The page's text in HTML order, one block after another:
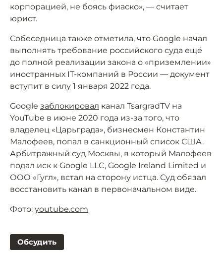
корпорацией, не боясь фиаско», — считает
юрист.
Собеседница также отметила, что Google начал
выполнять требование российского суда ещё
до полной реализации закона о «приземлении»
иностранных IT-компаний в России — документ
вступит в силу 1 января 2022 года.
Google заблокировал канал TsargradTV на
YouTube в июне 2020 года из-за того, что
владелец «Царьграда», бизнесмен Константин
Малофеев, попал в санкционный список США.
Арбитражный суд Москвы, в который Малофеев
подал иск к Google LLC, Google Ireland Limited и
ООО «Гугл», встал на сторону истца. Суд обязал
восстановить канал в первоначальном виде.
Фото: youtube.com
Обсудить